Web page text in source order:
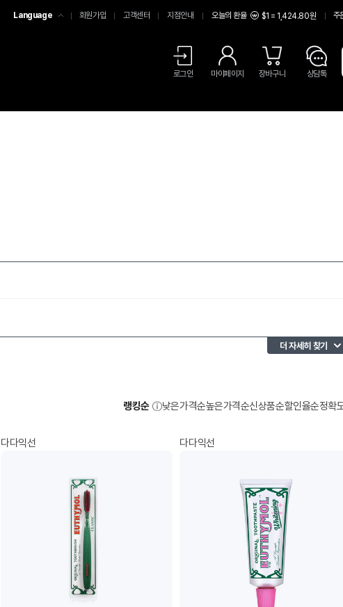
Language
회원가입 고객센터 지점안내 오늘의 환율 $1 = 1,424.80원 주
로그인 마이페이지 장바구니 상담톡
더 자세히 찾기
랭킹순 낮은가격순높은가격순신상품순할인율순정확
다다익선 다다익선